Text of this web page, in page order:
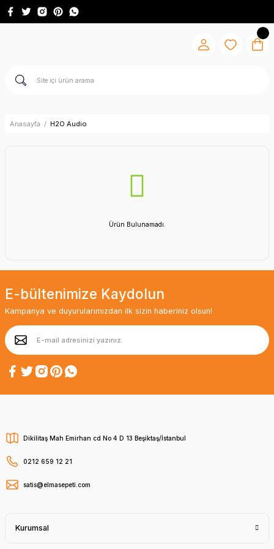
Anasayfa H2O Audio
Ürün Bulunamadı.
E-bültenimize Kaydolun
Kampanya ve duyurularımızdan ilk sizin haberiniz olsun!
Dikilitaş Mah Emirhan cd No 4 D 13 Beşiktaş/İstanbul
0212 659 12 21
satis@elmasepeti.com
Kurumsal